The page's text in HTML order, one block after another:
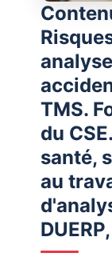
TMS.
du
santé,
au